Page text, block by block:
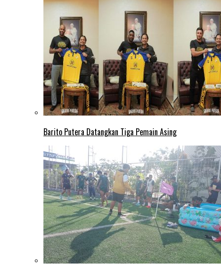
Barito Putera Datangkan Tiga Pemain Asing